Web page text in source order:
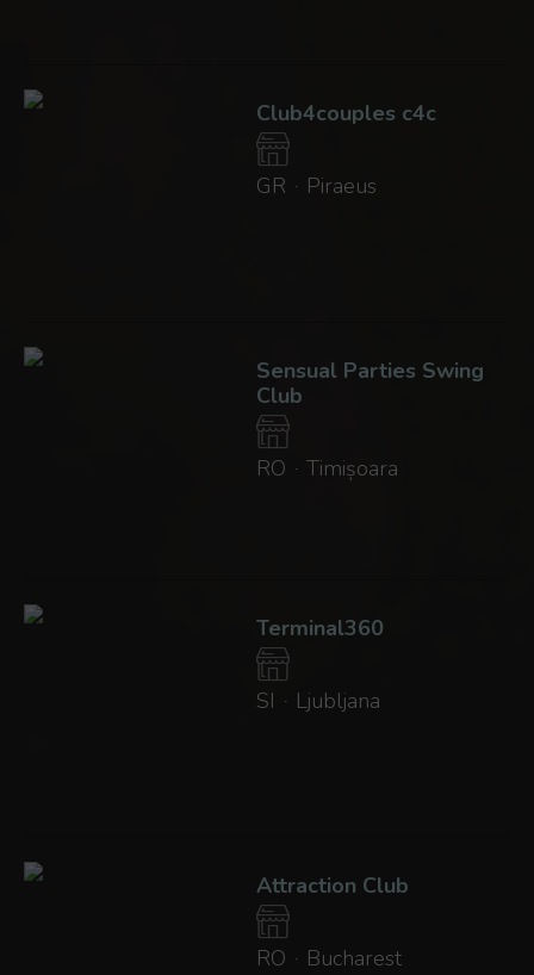
Club4couples c4c
GR · Piraeus
Sensual Parties Swing
Club
RO · Timișoara
Terminal360
SI · Ljubljana
Attraction Club
RO · Bucharest